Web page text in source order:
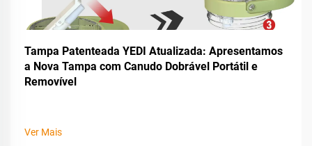
Tampa Patenteada YEDI Atualizada: Apresentamos
a Nova Tampa com Canudo Dobrável Portátil e
Removível
Ver Mais